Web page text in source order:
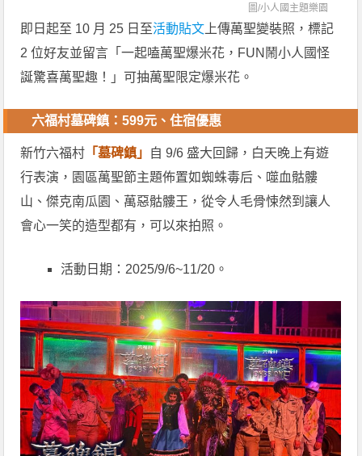
圖/小人國主題樂園
即日起至 10 月 25 日至活動貼文 上傳萬聖變裝照，標記
2 位好友並留言「一起嗑萬聖爆米花，FUN鬧小人國怪
誕驚喜萬聖趣！」可抽萬聖限定爆米花。
六福村墓碑鎮：599元、住宿優惠
新竹六福村 「墓碑鎮」 自 9/6 盛大回歸，白天晚上有遊
行表演，園區萬聖節主題佈置如蜘蛛毒后、噬血骷髏
山、傑克南瓜園、萬惡骷髏王，從令人毛骨悚然到讓人
會心一笑的造型都有，可以來拍照。
活動日期：2025/9/6~11/20。